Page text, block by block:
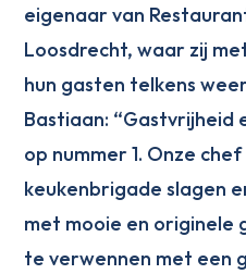
eigenaar van
Loosdrecht, waar zij
hun gasten telkens
Bastiaan: “Gastvrijheid
op nummer 1. Onze
keukenbrigade slagen
met mooie en originele
te verwennen met een